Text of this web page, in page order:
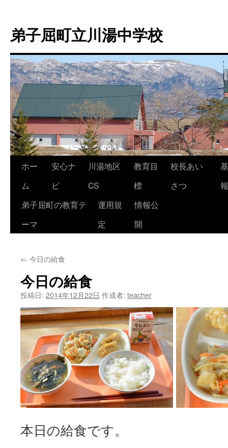
弟子屈町立川湯中学校
コ
ン
へ
ス
キ
ッ
ホー
ム
安心ナ
ビ
川湯地区
CS
教育目
標
校長あい
さつ
報
弟子屈町の教育テ
ーマ
運用規
定
情報公
開
← 今日の給食
今日の給食
投稿日: 2014年12月22日 作成者: teacher
本日の給食です。